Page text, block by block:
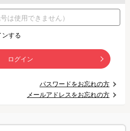
ンする
ログイン
パスワードをお忘れの方
メールアドレスをお忘れの方